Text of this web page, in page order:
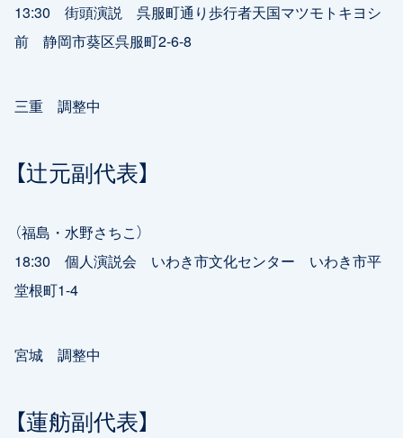
13:30 街頭演説 呉服町通り歩行者天国マツモトキヨシ
前 静岡市葵区呉服町2-6-8
三重 調整中
【辻元副代表】
（福島・水野さちこ）
18:30 個人演説会 いわき市文化センター いわき市平
堂根町1-4
宮城 調整中
【蓮舫副代表】